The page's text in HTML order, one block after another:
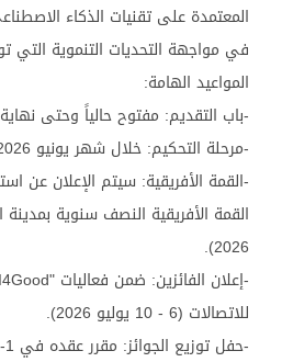
المعتمدة على تقنيات الذكاء
في مواجهة التحديات التنموية التي
المواعيد الهامة:
-باب التقديم: مفتوح حالياً وحتى نهاية
-مرحلة التحكيم: خلال شهر يونيو 2026.
-القمة الأفريقية: سيتم الإعلان عن
2026).
للاتصالات (6 - 10 يوليو 2026).
-حفل توزيع الجوائز: مقرر عقده في 1-2 أكتوبر 2026.